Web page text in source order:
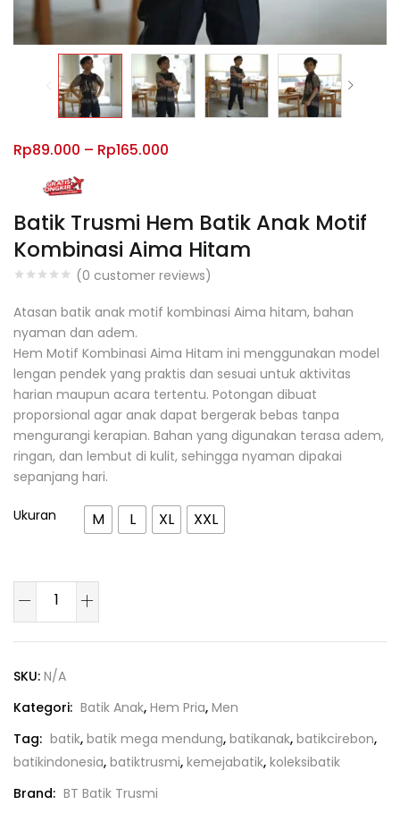
Batik Trusmi Hem Batik Anak Motif
Kombinasi Aima Hitam
(0 customer reviews)
Rp89.000 – Rp165.000
Atasan batik anak motif kombinasi Aima hitam, bahan
nyaman dan adem.
Hem Motif Kombinasi Aima Hitam ini menggunakan model
lengan pendek yang praktis dan sesuai untuk aktivitas
harian maupun acara tertentu. Potongan dibuat
proporsional agar anak dapat bergerak bebas tanpa
mengurangi kerapian. Bahan yang digunakan terasa adem,
ringan, dan lembut di kulit, sehingga nyaman dipakai
sepanjang hari.
Ukuran M L XL XXL
SKU: N/A
Kategori: Batik Anak, Hem Pria, Men
Tag: batik, batik mega mendung, batikanak, batikcirebon,
batikindonesia, batiktrusmi, kemejabatik, koleksibatik
Brand: BT Batik Trusmi